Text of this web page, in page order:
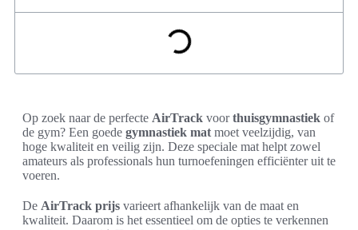
Op zoek naar de perfecte AirTrack voorthuisgymnastiek of
de gym? Een goede gymnastiek mat moet veelzijdig, van
hoge kwaliteit en veilig zijn. Deze speciale mat helpt zowel
amateurs als professionals hun turnoefeningen efficiënter uit te
voeren.
De AirTrack prijs varieert afhankelijk van de maat en
kwaliteit. Daarom is het essentieel om de opties te verkennen